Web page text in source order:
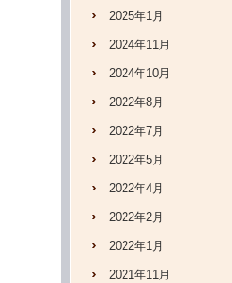
2025年1月
2024年11月
2024年10月
2022年8月
2022年7月
2022年5月
2022年4月
2022年2月
2022年1月
2021年11月